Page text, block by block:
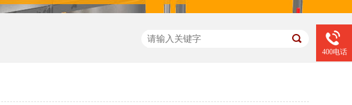
400电话